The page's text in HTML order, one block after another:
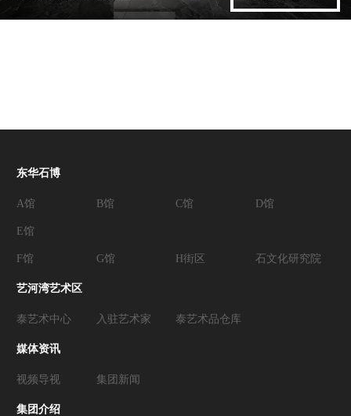
东华石博
A馆 B馆 C馆 D馆
E馆
F馆 G馆 H街区 石文化研究院
艺河湾艺术区
泰艺术中心 入驻艺术家 泰艺术品仓库
媒体资讯
视频导视 集团新闻
集团介绍